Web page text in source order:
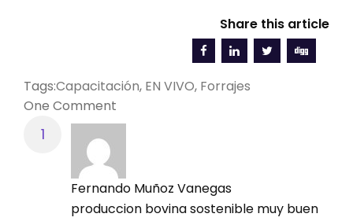
Share this article
Tags:Capacitación, EN VIVO, Forrajes
One Comment
Fernando Muñoz Vanegas
produccion bovina sostenible muy buen